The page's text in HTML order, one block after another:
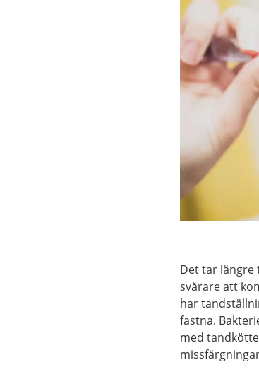
Det tar längre
svårare att
har
fastna.
med